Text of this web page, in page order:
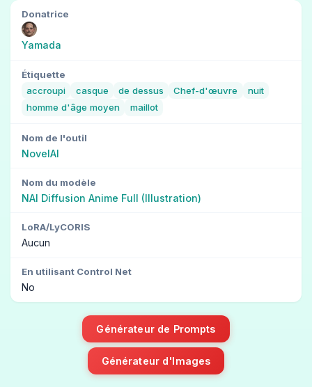
Donatrice
Yamada
Étiquette
accroupi
casque de dessus Chef-d'œuvre
nuit
homme d'âge moyen
maillot
Nom de l'outil
NovelAI
Nom du modèle
NAI Diffusion Anime Full (Illustration)
LoRA/LyCORIS
Aucun
En utilisant Control Net
No
Générateur de Prompts
Générateur d'Images